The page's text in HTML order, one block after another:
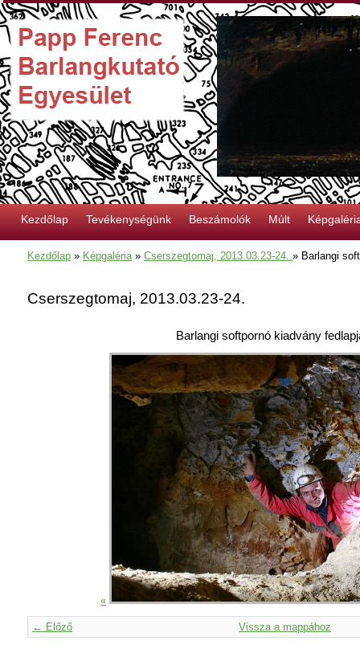
Kezdőlap Tevékenységünk Beszámolók Múlt
Kezdőlap » Képgaléria» Cserszegtomaj, 2013.03.23-24. » Barlangi
Cserszegtomaj, 2013.03.23-24.
Barlangi softpornó kiadvány
«
← Előző Vissza a mappához